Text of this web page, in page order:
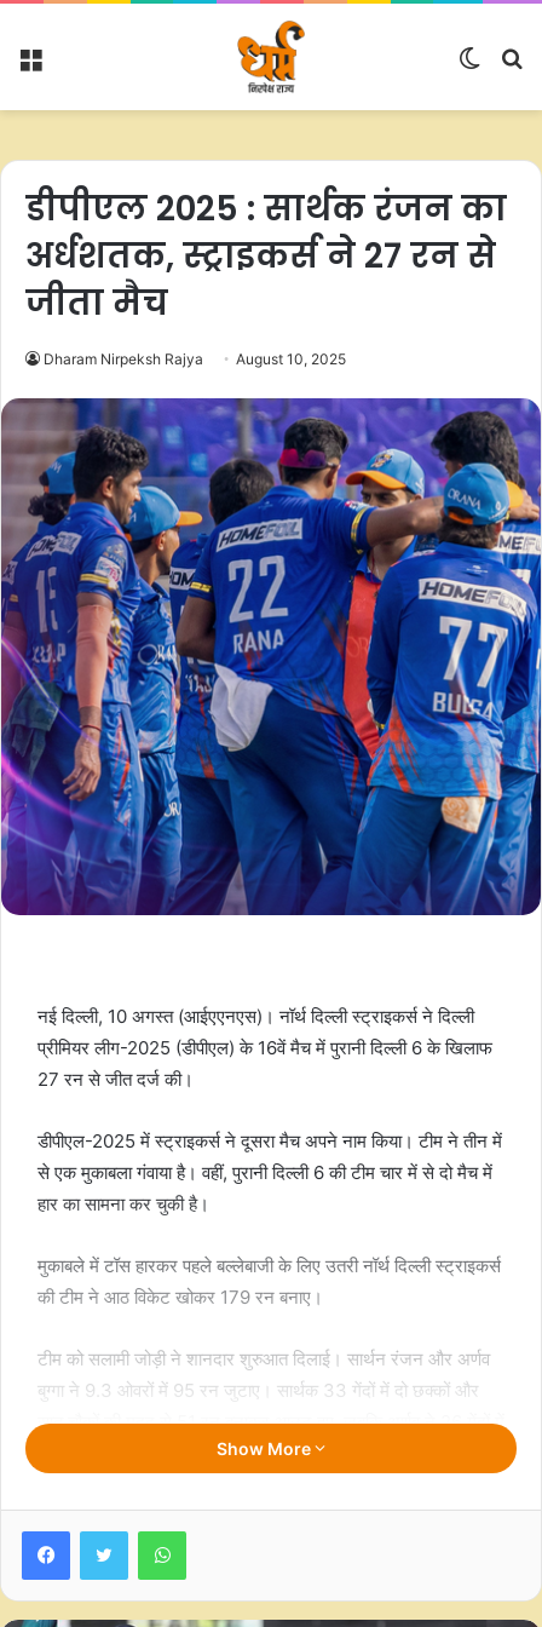
Menu
Switch
डीपीएल 2025 : सार्थक रंजन का
अर्धशतक, स्ट्राइकर्स ने 27 रन से
जीता मैच
Dharam Nirpeksh Rajya August 10, 2025
नई दिल्ली, 10 अगस्त (आईएएनएस)। नॉर्थ दिल्ली स्ट्राइकर्स ने दिल्ली
प्रीमियर लीग-2025 (डीपीएल) के 16वें मैच में पुरानी दिल्ली 6 के खिलाफ
27 रन से जीत दर्ज की।
डीपीएल-2025 में स्ट्राइकर्स ने दूसरा मैच अपने नाम किया। टीम ने तीन में
से एक मुकाबला गंवाया है। वहीं, पुरानी दिल्ली 6 की टीम चार में से दो मैच में
हार का सामना कर चुकी है।
मुकाबले में टॉस हारकर पहले बल्लेबाजी के लिए उतरी नॉर्थ दिल्ली स्ट्राइकर्स
की टीम ने आठ विकेट खोकर 179 रन बनाए।
टीम को सलामी जोड़ी ने शानदार शुरुआत दिलाई। सार्थन रंजन और अर्णव
बुग्गा ने 9.3 ओवरों में 95 रन जुटाए। सार्थक 33 गेंदों में दो छक्कों और
सात चौकों की मदद से 51 रन बनाकर आउट हुए, जबकि अर्णव ने 26 गेंदों में
इनके अलावा प्रणव राजवंशी ने टीम के खाते में 27 रन जोड़े, जबकि वैभव
कांडपाल 14 रन बनाकर आउट हुए।
विपक्षी टीम की ओर से रजनीश दादर ने सर्वाधिक तीन विकेट झटके। उनके
Show More
FacebookTwitter WhatsApp